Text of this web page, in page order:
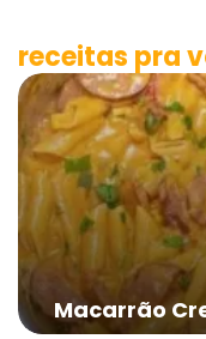
receitas pra
Macarrão